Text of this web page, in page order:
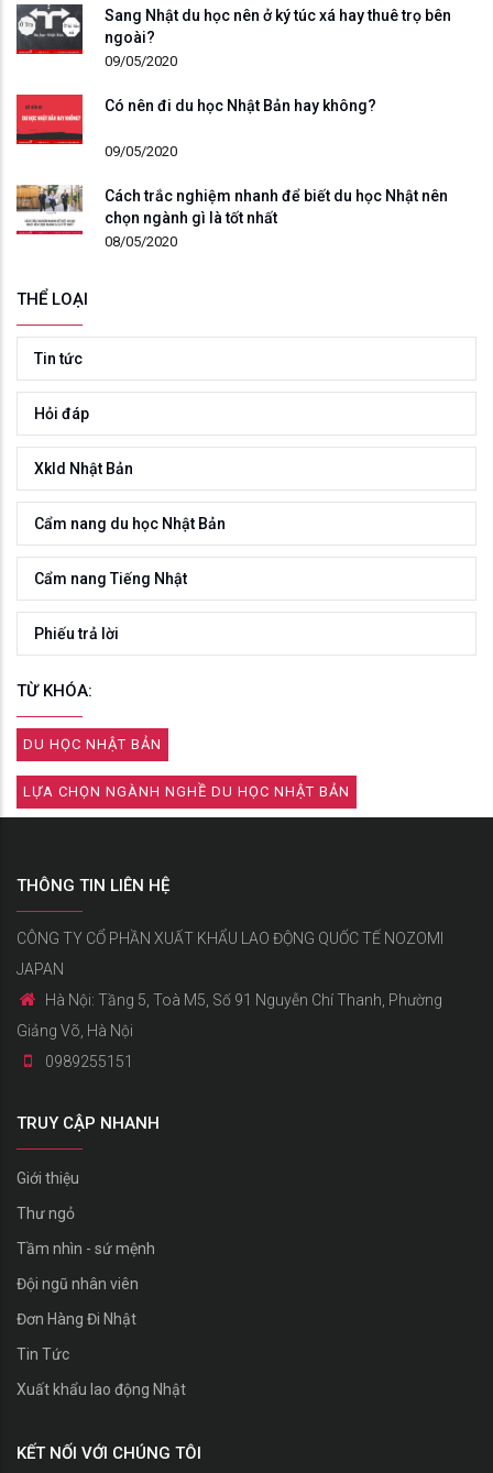
Sang Nhật du học nên ở ký túc xá hay thuê trọ bên
ngoài?
09/05/2020
Có nên đi du học Nhật Bản hay không?
09/05/2020
Cách trắc nghiệm nhanh để biết du học Nhật nên
chọn ngành gì là tốt nhất
08/05/2020
THỂ LOẠI
Tin tức
Hỏi đáp
Xkld Nhật Bản
Cẩm nang du học Nhật Bản
Cẩm nang Tiếng Nhật
Phiếu trả lời
TỪ KHÓA:
DU HỌC NHẬT BẢN
LỰA CHỌN NGÀNH NGHỀ DU HỌC NHẬT BẢN
THÔNG TIN LIÊN HỆ
CÔNG TY CỔ PHẦN XUẤT KHẨU LAO ĐỘNG QUỐC TẾ NOZOMI
JAPAN
Hà Nội: Tầng 5, Toà M5, Số 91 Nguyễn Chí Thanh, Phường
Giảng Võ, Hà Nội
0989255151
TRUY CẬP NHANH
Giới thiệu
Thư ngỏ
Tầm nhìn - sứ mệnh
Đội ngũ nhân viên
Đơn Hàng Đi Nhật
Tin Tức
Xuất khẩu lao động Nhật
KẾT NỐI VỚI CHÚNG TÔI